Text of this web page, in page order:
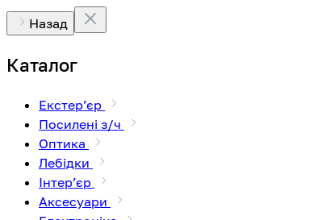
Назад
Каталог
Екстерʼєр
Посилені з/ч
Оптика
Лебідки
Інтерʼєр
Аксесуари